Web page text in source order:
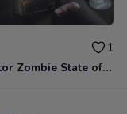
1
Collector Zombie State of Decay 2 Neuf!